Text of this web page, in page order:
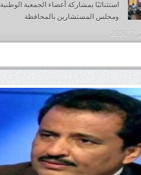
استثنائيًا بمشاركة أعضاء الجمعية الوطنية
ومجلس المستشارين بالمحافظة